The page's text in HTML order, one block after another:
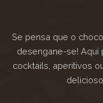
Se pensa que o
desengane-se! Aqui
cocktails, aperitivos